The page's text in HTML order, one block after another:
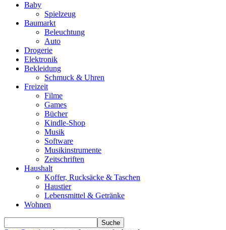
Baby
Spielzeug
Baumarkt
Beleuchtung
Auto
Drogerie
Elektronik
Bekleidung
Schmuck & Uhren
Freizeit
Filme
Games
Bücher
Kindle-Shop
Musik
Software
Musikinstrumente
Zeitschriften
Haushalt
Koffer, Rucksäcke & Taschen
Haustier
Lebensmittel & Getränke
Wohnen